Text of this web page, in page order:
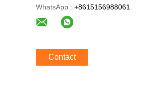
WhatsApp : +8615156988061
Contact